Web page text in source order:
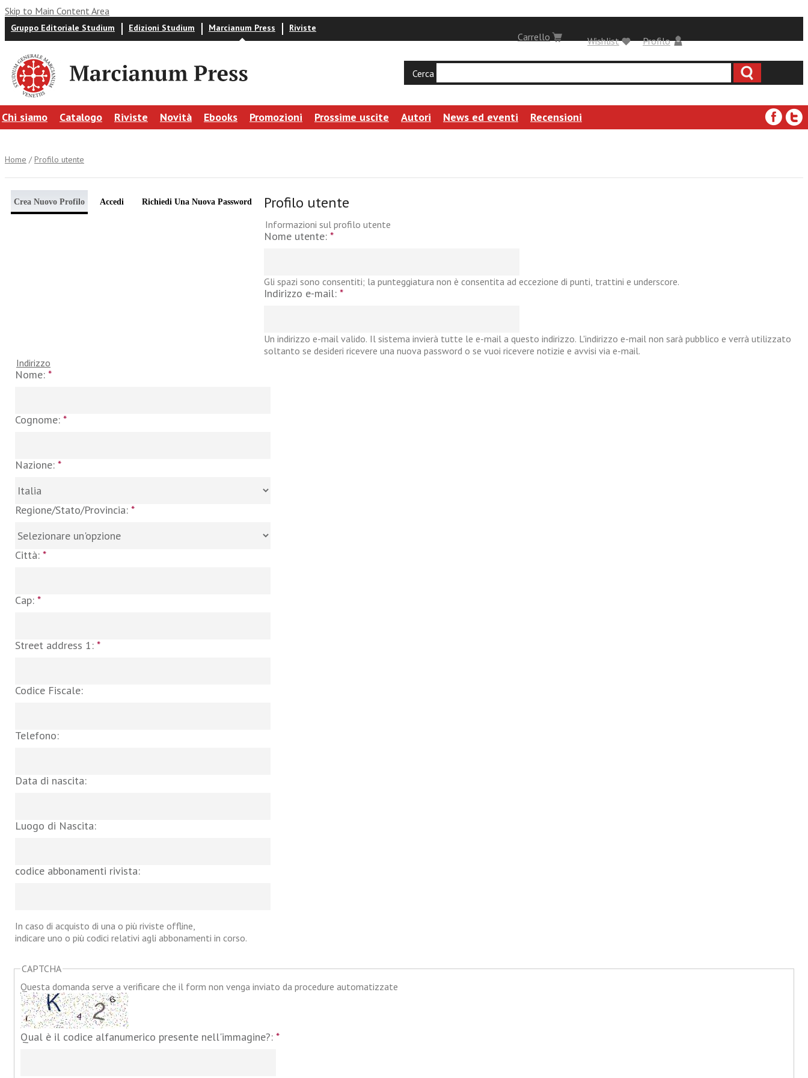
Skip to Main Content Area
Gruppo Editoriale Studium Edizioni Studium Marcianum Press Riviste
Carrello Profilo
Wishlist
Cerca
Chi siamo Catalogo Riviste Novità Ebooks Promozioni Prossime uscite Autori News ed eventi Recensioni
Home / Profilo utente
Crea Nuovo Profilo Accedi Richiedi Una Nuova Password Profilo utente
Informazioni sul profilo utente
Nome utente: *
Gli spazi sono consentiti; la punteggiatura non è consentita ad eccezione di punti, trattini e underscore.
Indirizzo e-mail: *
Un indirizzo e-mail valido. Il sistema invierà tutte le e-mail a questo indirizzo. L'indirizzo e-mail non sarà pubblico e verrà utilizzato
soltanto se desideri ricevere una nuova password o se vuoi ricevere notizie e avvisi via e-mail.
Indirizzo
Nome: *
Cognome: *
Nazione: *
Regione/Stato/Provincia: *
Città: *
Cap: *
Street address 1: *
Codice Fiscale:
Telefono:
Data di nascita:
Luogo di Nascita:
codice abbonamenti rivista:
In caso di acquisto di una o più riviste offline,
indicare uno o più codici relativi agli abbonamenti in corso.
CAPTCHA
Questa domanda serve a verificare che il form non venga inviato da procedure automatizzate
Qual è il codice alfanumerico presente nell'immagine?: *